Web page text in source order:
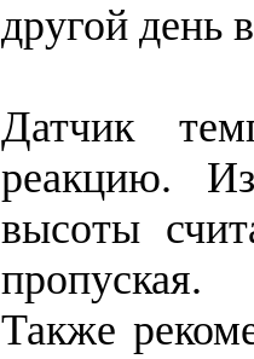
другой день
Датчик
реакцию.
высоты
пропуская.
Также